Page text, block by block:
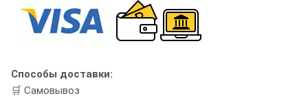
Способы доставки:
🛒 Самовывоз